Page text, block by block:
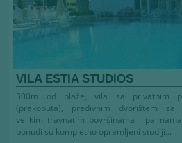
VILA ESTIA STUDIOS
300m od plaže, vila sa privatnim
(prekoputa), predivnim dvorištem sa
velikim travnatim površinama i
ponudi su kompletno opremljeni studiji...